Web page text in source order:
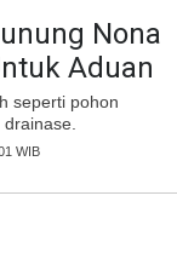
Nona
Aduan
seperti pohon
WIB